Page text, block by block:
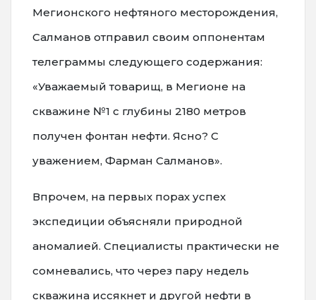
Мегионского нефтяного месторождения,
Салманов отправил своим оппонентам
телеграммы следующего содержания:
«Уважаемый товарищ, в Мегионе на
скважине №1 с глубины 2180 метров
получен фонтан нефти. Ясно? С
уважением, Фарман Салманов».
Впрочем, на первых порах успех
экспедиции объясняли природной
аномалией. Специалисты практически не
сомневались, что через пару недель
скважина иссякнет и другой нефти в